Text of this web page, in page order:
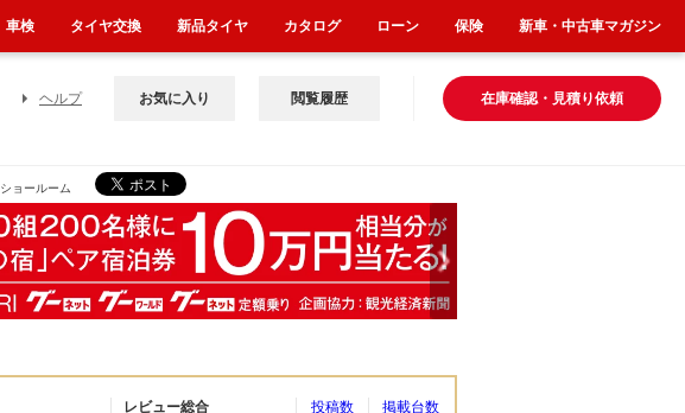
ヘルプ 在庫確認・見積り依頼
お気に入り 閲覧履歴
ショールーム
レビュー総合 投稿数 掲載台数
車検 タイヤ交換 新品タイヤ カタログ ローン 保険 新車・中古車マガジン